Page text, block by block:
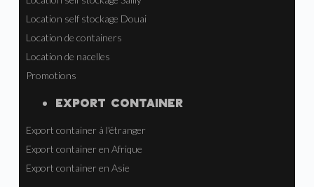
Location self stockage Douai
Location de containers
Location de nacelles
Promotions
EXPORT CONTAINER
Export container à l'étranger
Export container en Afrique
Export container en Asie